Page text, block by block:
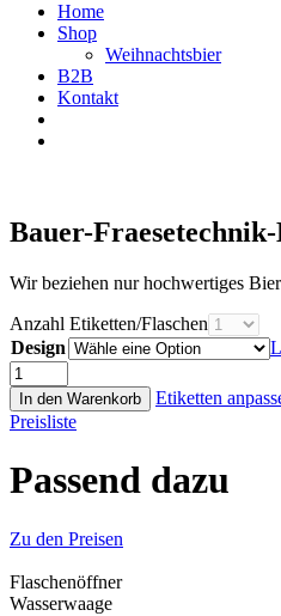
Home
Shop
Weihnachtsbier
B2B
Kontakt
Bauer-
Wir beziehen nur hochwertiges
Anzahl Etiketten/Flaschen
Design
Bauer-
Fraesetechnik-
Bier
Menge
In den Warenkorb
Etiketten
Preisliste
Passend dazu
Zu den Preisen
Flaschen­öffner
Wasser­waage